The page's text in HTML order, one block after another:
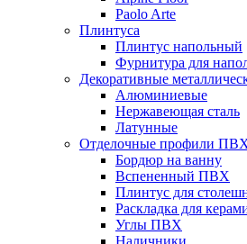
Paolo Arte
Плинтуса
Плинтус напольный
Фурнитура для
Декоративные
Алюминиевые
Нержавеющая сталь
Латунные
Отделочные профили
Бордюр на ванну
Вспененный ПВХ
Плинтус для
Раскладка для
Углы ПВХ
Наличники